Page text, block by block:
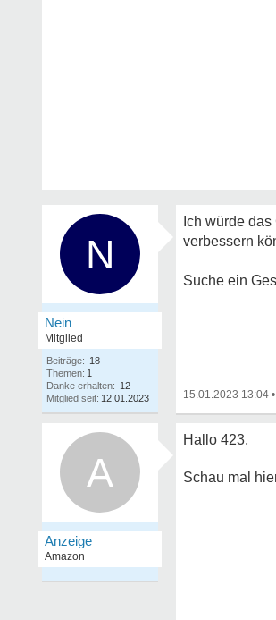
N
Nein
Mitglied
Beiträge: 18
Themen: 1
Danke erhalten: 12
Mitglied seit: 12.01.2023
Ich würde
verbessern
Suche ein
15.01.2023 13:04 •
A